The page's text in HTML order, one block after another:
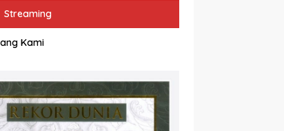
Streaming
Kami